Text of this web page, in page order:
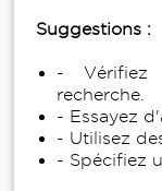
Suggestions :
- Vérifiez
recherche.
- Essayez
- Utilisez
- Spécifiez